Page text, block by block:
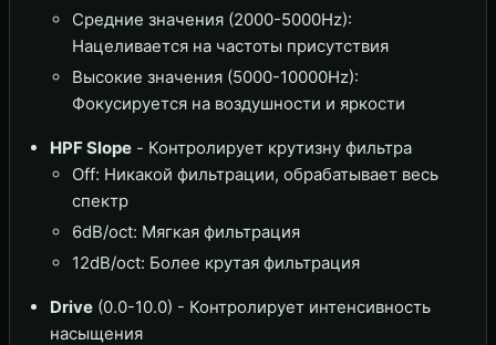
Средние значения (2000-5000Hz):
Нацеливается на частоты присутствия
Высокие значения (5000-10000Hz):
Фокусируется на воздушности и яркости
HPF Slope - Контролирует крутизну фильтра
Off: Никакой фильтрации, обрабатывает весь
спектр
6dB/oct: Мягкая фильтрация
12dB/oct: Более крутая фильтрация
Drive (0.0-10.0) - Контролирует интенсивность
насыщения